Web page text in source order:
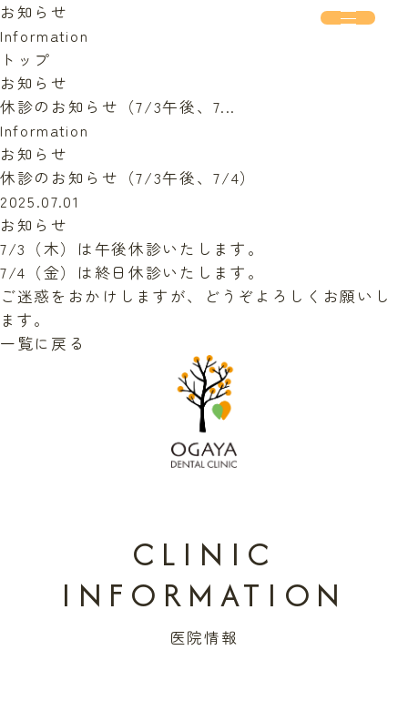
お知らせ
Information
トップ
お知らせ
休診のお知らせ（7/3午後、7...
Information
お知らせ
休診のお知らせ（7/3午後、7/4）
2025.07.01
お知らせ
7/3（木）は午後休診いたします。
7/4（金）は終日休診いたします。
ご迷惑をおかけしますが、どうぞよろしくお願いし
ます。
一覧に戻る
CLINIC
INFORMATION
医院情報